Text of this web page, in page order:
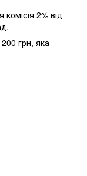
2% від
грн, яка